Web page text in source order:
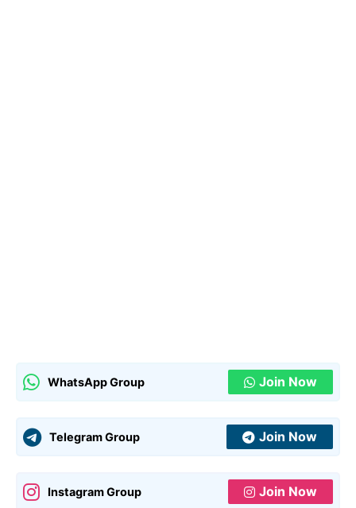
WhatsApp Group Join Now
Telegram Group Join Now
Instagram Group Join Now